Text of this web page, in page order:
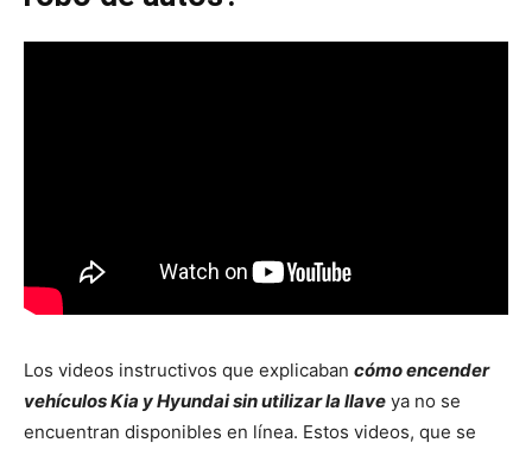
Los videos instructivos que explicaban cómo encender
vehículos Kia y Hyundai sin utilizar la llave ya no se
encuentran disponibles en línea. Estos videos, que se